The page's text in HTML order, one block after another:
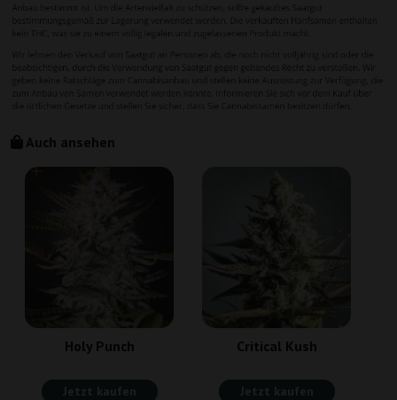
Auch ansehen
Holy Punch
Jetzt kaufen
Critical Kush
Jetzt kaufen